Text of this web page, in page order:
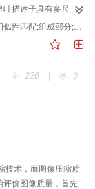
描述子具有多尺度
且具有旋转、比例
;灰度图像;图像灰度;不变性
| 226 | 0
技术，而图像压缩质
价图像质量，首先